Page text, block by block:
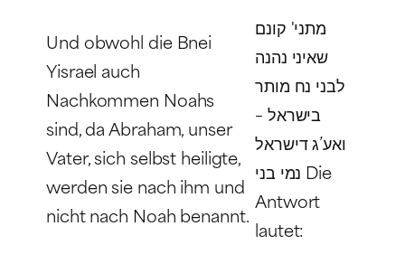
Und obwohl die Bnei
Yisrael auch
Nachkommen Noahs
sind, da Abraham, unser
Vater, sich selbst heiligte,
werden sie nach ihm und
nicht nach Noah benannt.
מתני' קונם
שאיני נהנה
לבני נח מותר
בישראל –
ואע’ג דישראל
נמי בני Die
Antwort
lautet: